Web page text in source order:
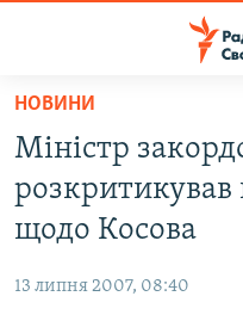
Перейти
основного
матеріалу
Перейти
до
основної
ВСЕ ЗА ДОБУ
СТАТТІ
РОСІЙСЬКА
НОВИНИ
Міністр
щодо Косова
13 липня 2007, 08:40